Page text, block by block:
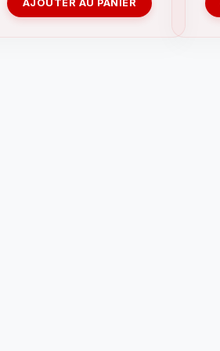
AJOUTER AU PANIER